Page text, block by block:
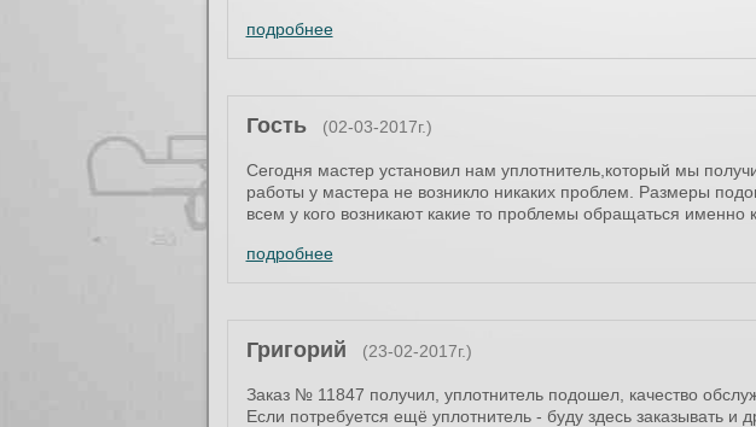
подробнее
Гость (02-03-2017г.)
Сегодня мастер установил нам уплотнитель,который мы
работы у мастера не возникло никаких проблем. Размеры
всем у кого возникают какие то проблемы обращаться именно
подробнее
Григорий (23-02-2017г.)
Заказ № 11847 получил, уплотнитель подошел, качество
Если потребуется ещё уплотнитель - буду здесь заказывать и